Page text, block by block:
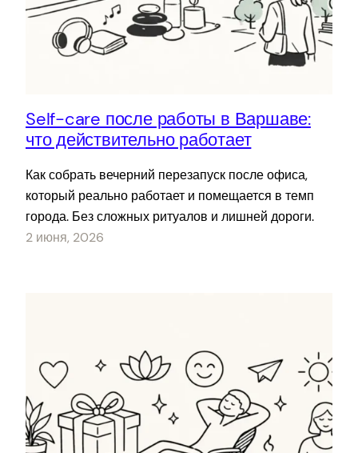
Self-care после работы в Варшаве:
что действительно работает
Как собрать вечерний перезапуск после офиса,
который реально работает и помещается в темп
города. Без сложных ритуалов и лишней дороги.
2 июня, 2026